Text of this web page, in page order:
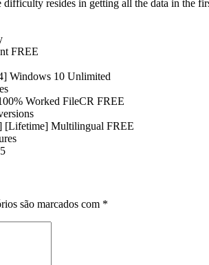
resides in getting all the data in the
FREE
Windows 10 Unlimited
Worked FileCR FREE
[Lifetime] Multilingual FREE
são marcados com *